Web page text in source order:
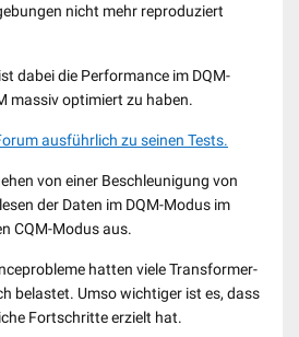
nicht mehr reproduziert
dabei die Performance im DQM-
massiv optimiert zu haben.
ausführlich zu seinen Tests.
von einer Beschleunigung von
der Daten im DQM-Modus im
CQM-Modus aus.
hatten viele Transformer-
belastet. Umso wichtiger ist es, dass
Fortschritte erzielt hat.